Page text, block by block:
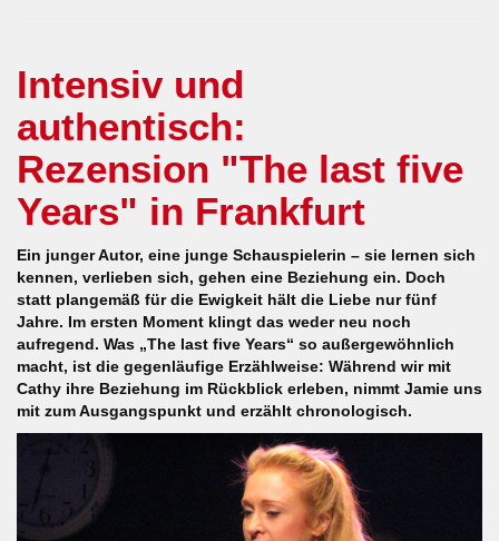
Intensiv und
authentisch:
Rezension "The last five
Years" in Frankfurt
Ein junger Autor, eine junge Schauspielerin – sie lernen sich
kennen, verlieben sich, gehen eine Beziehung ein. Doch
statt plangemäß für die Ewigkeit hält die Liebe nur fünf
Jahre. Im ersten Moment klingt das weder neu noch
aufregend. Was „The last five Years“ so außergewöhnlich
macht, ist die gegenläufige Erzählweise: Während wir mit
Cathy ihre Beziehung im Rückblick erleben, nimmt Jamie uns
mit zum Ausgangspunkt und erzählt chronologisch.